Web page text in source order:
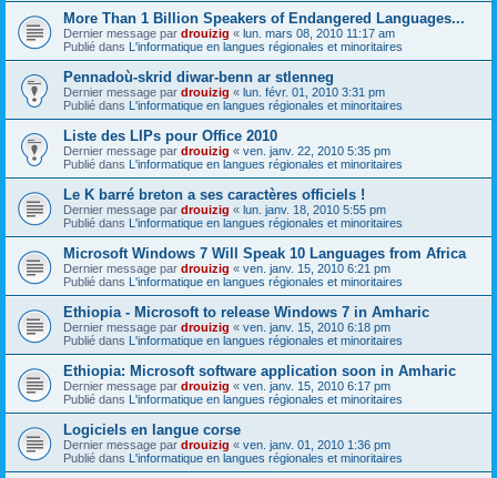
More Than 1 Billion Speakers of Endangered Languages...
Dernier message par drouizig « lun. mars 08, 2010 11:17 am
Publié dans L'informatique en langues régionales et minoritaires
Pennadoù-skrid diwar-benn ar stlenneg
Dernier message par drouizig « lun. févr. 01, 2010 3:31 pm
Publié dans L'informatique en langues régionales et minoritaires
Liste des LIPs pour Office 2010
Dernier message par drouizig « ven. janv. 22, 2010 5:35 pm
Publié dans L'informatique en langues régionales et minoritaires
Le K barré breton a ses caractères officiels !
Dernier message par drouizig « lun. janv. 18, 2010 5:55 pm
Publié dans L'informatique en langues régionales et minoritaires
Microsoft Windows 7 Will Speak 10 Languages from Africa
Dernier message par drouizig « ven. janv. 15, 2010 6:21 pm
Publié dans L'informatique en langues régionales et minoritaires
Ethiopia - Microsoft to release Windows 7 in Amharic
Dernier message par drouizig « ven. janv. 15, 2010 6:18 pm
Publié dans L'informatique en langues régionales et minoritaires
Ethiopia: Microsoft software application soon in Amharic
Dernier message par drouizig « ven. janv. 15, 2010 6:17 pm
Publié dans L'informatique en langues régionales et minoritaires
Logiciels en langue corse
Dernier message par drouizig « ven. janv. 01, 2010 1:36 pm
Publié dans L'informatique en langues régionales et minoritaires